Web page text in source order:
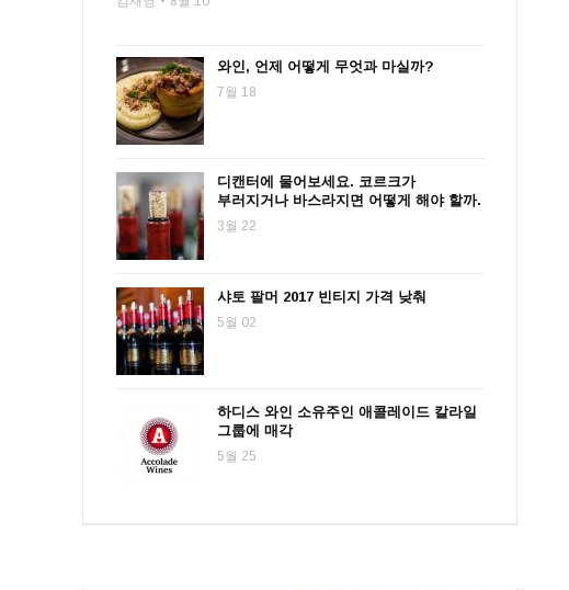
와인, 언제 어떻게 무엇과 마실까?
7월 18
디캔터에 물어보세요. 코르크가
부러지거나 바스라지면 어떻게 해야 할까.
3월 22
샤토 팔머 2017 빈티지 가격 낮춰
5월 02
하디스 와인 소유주인 애콜레이드 칼라일
그룹에 매각
5월 25